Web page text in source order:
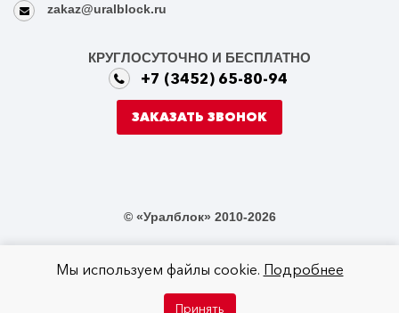
zakaz@uralblock.ru
КРУГЛОСУТОЧНО И БЕСПЛАТНО
+7 (3452) 65-80-94
ЗАКАЗАТЬ ЗВОНОК
© «Уралблок» 2010-2026
Не является публичной офертой в соответствии со статьей 437 ГК РФ
Мы используем файлы cookie. Подробнее
Принять